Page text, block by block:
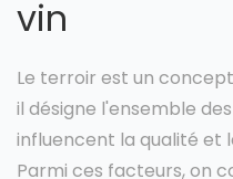
vin
Le terroir est un
il désigne l'ensemble
influencent la qualité et
Parmi ces facteurs, on